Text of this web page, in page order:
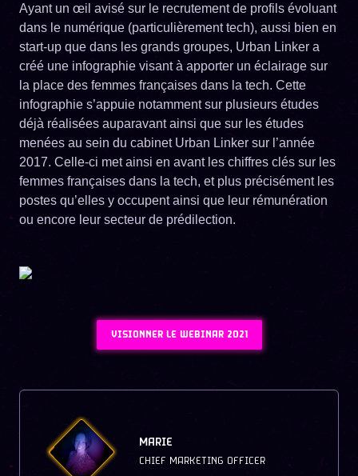
Ayant un œil avisé sur le recrutement de profils évoluant
dans le numérique (particulièrement tech), aussi bien en
start-up que dans les grands groupes, Urban Linker a
créé une infographie visant à apporter un éclairage sur
la place des femmes françaises dans la tech. Cette
infographie s’appuie notamment sur plusieurs études
déjà réalisées auparavant ainsi que sur les études
menées au sein du cabinet Urban Linker sur l’année
2017. Celle-ci met ainsi en avant les chiffres clés sur les
femmes françaises dans la tech, et plus précisément les
postes qu’elles y occupent ainsi que leur rémunération
ou encore leur secteur de prédilection.
VISIONNER LE WEBINAR 2021
MARIE
CHIEF MARKETING OFFICER